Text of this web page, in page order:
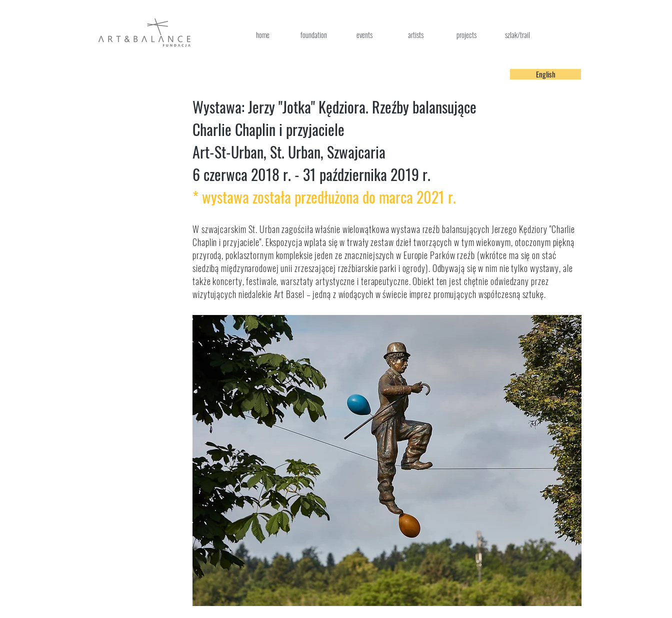
home foundation events artists projects szlak/trail
English
Wystawa: Jerzy "Jotka" Kędziora. Rzeźby balansujące
Charlie Chaplin i przyjaciele
Art-St-Urban, St. Urban, Szwajcaria
6 czerwca 2018 r. - 31 października 2019 r.
* wystawa została przedłużona do marca 2021 r.
W szwajcarskim St. Urban zagościła właśnie wielowątkowa wystawa rzeźb balansujących Jerzego Kędziory "Charlie
Chaplin i przyjaciele". Ekspozycja wplata się w trwały zestaw dzieł tworzących w tym wiekowym, otoczonym piękną
przyrodą, poklasztornym kompleksie jeden ze znaczniejszych w Europie Parków rzeźb (wkrótce ma się on stać
siedzibą międzynarodowej unii zrzeszającej rzeźbiarskie parki i ogrody). Odbywają się w nim nie tylko wystawy, ale
także koncerty, festiwale, warsztaty artystyczne i terapeutyczne. Obiekt ten jest chętnie odwiedzany przez
wizytujących niedalekie Art Basel – jedną z wiodących w świecie imprez promujących współczesną sztukę.